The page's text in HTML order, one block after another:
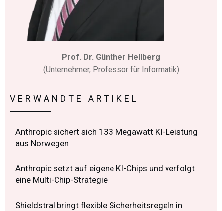
Prof. Dr. Günther Hellberg
(Unternehmer, Professor für Informatik)
VERWANDTE ARTIKEL
Anthropic sichert sich 133 Megawatt KI-Leistung
aus Norwegen
Anthropic setzt auf eigene KI-Chips und verfolgt
eine Multi-Chip-Strategie
Shieldstral bringt flexible Sicherheitsregeln in